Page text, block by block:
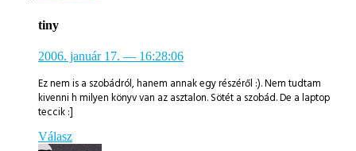
tiny
2006. január 17. — 16:28:06
Ez nem is a szobádról, hanem annak egy részéről :). Nem tudtam
kivenni h milyen könyv van az asztalon. Sötét a szobád. De a laptop
teccik :]
Válasz